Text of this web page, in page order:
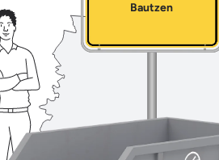
Bautzen